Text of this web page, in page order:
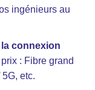
ingénieurs au
la connexion
: Fibre grand
etc.